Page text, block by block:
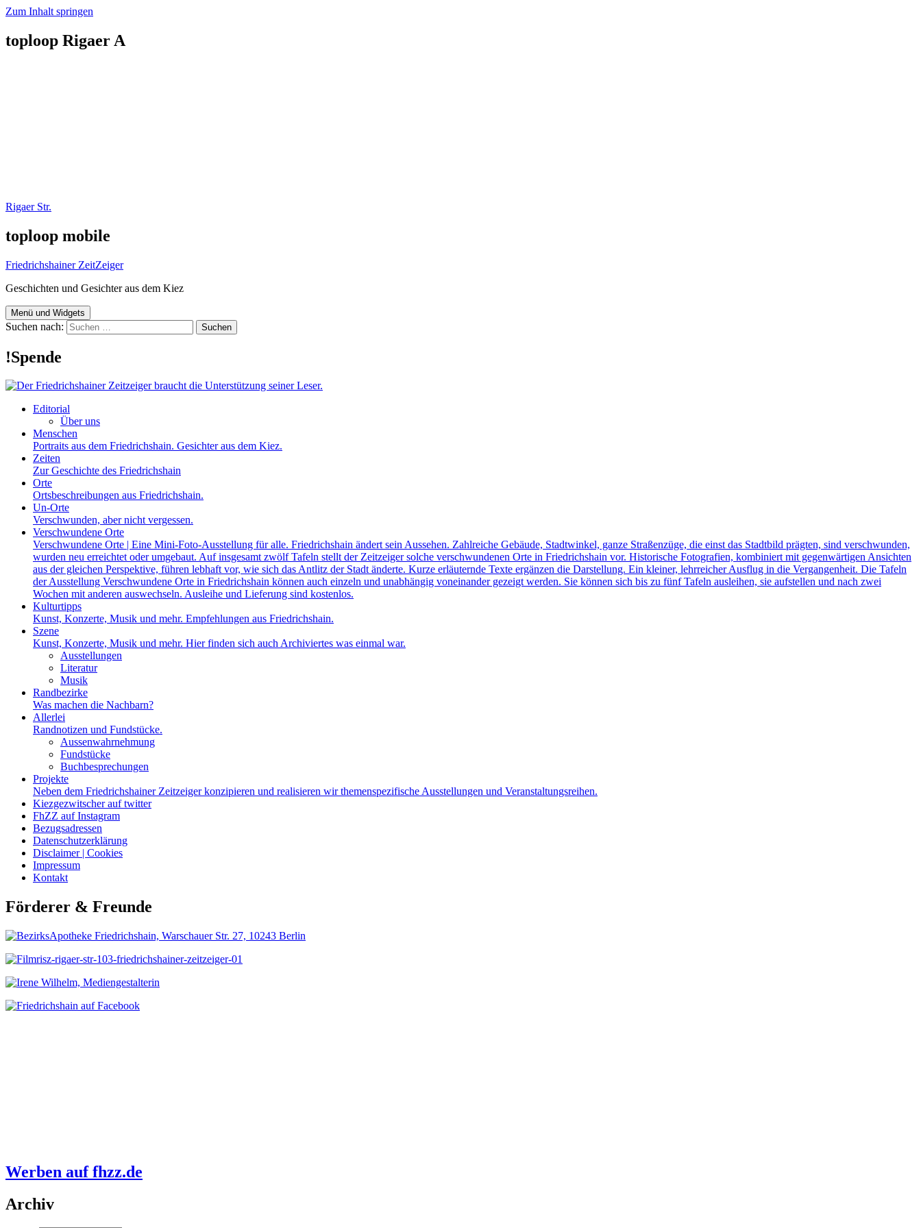
Zum Inhalt springen
toploop Rigaer A
Rigaer Str.
toploop mobile
Friedrichshainer ZeitZeiger
Geschichten und Gesichter aus dem Kiez
Menü und Widgets
Suchen nach:
!Spende
Editorial
Über uns
Menschen
Portraits aus dem Friedrichshain. Gesichter aus dem Kiez.
Zeiten
Zur Geschichte des Friedrichshain
Orte
Ortsbeschreibungen aus Friedrichshain.
Un-Orte
Verschwunden, aber nicht vergessen.
Verschwundene Orte
Verschwundene Orte | Eine Mini-Foto-Ausstellung für alle. Friedrichshain ändert sein Aussehen. Zahlreiche Gebäude, Stadtwinkel, ganze Straßenzüge, die einst das Stadtbild prägten, sind verschwunden,
wurden neu erreichtet oder umgebaut. Auf insgesamt zwölf Tafeln stellt der Zeitzeiger solche verschwundenen Orte in Friedrichshain vor. Historische Fotografien, kombiniert mit gegenwärtigen Ansichten
aus der gleichen Perspektive, führen lebhaft vor, wie sich das Antlitz der Stadt änderte. Kurze erläuternde Texte ergänzen die Darstellung. Ein kleiner, lehrreicher Ausflug in die Vergangenheit. Die Tafeln
der Ausstellung Verschwundene Orte in Friedrichshain können auch einzeln und unabhängig voneinander gezeigt werden. Sie können sich bis zu fünf Tafeln ausleihen, sie aufstellen und nach zwei
Wochen mit anderen auswechseln. Ausleihe und Lieferung sind kostenlos.
Kulturtipps
Kunst, Konzerte, Musik und mehr. Empfehlungen aus Friedrichshain.
Szene
Kunst, Konzerte, Musik und mehr. Hier finden sich auch Archiviertes was einmal war.
Ausstellungen
Literatur
Musik
Randbezirke
Was machen die Nachbarn?
Allerlei
Randnotizen und Fundstücke.
Aussenwahrnehmung
Fundstücke
Buchbesprechungen
Projekte
Neben dem Friedrichshainer Zeitzeiger konzipieren und realisieren wir themenspezifische Ausstellungen und Veranstaltungsreihen.
Kiezgezwitscher auf twitter
FhZZ auf Instagram
Bezugsadressen
Datenschutzerklärung
Disclaimer | Cookies
Impressum
Kontakt
Förderer & Freunde
Werben auf fhzz.de
Archiv